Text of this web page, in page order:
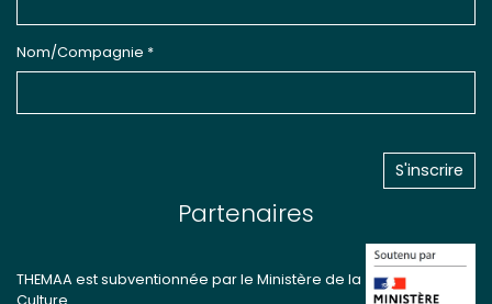
Nom/Compagnie *
Partenaires
THEMAA est subventionnée par le Ministère de la